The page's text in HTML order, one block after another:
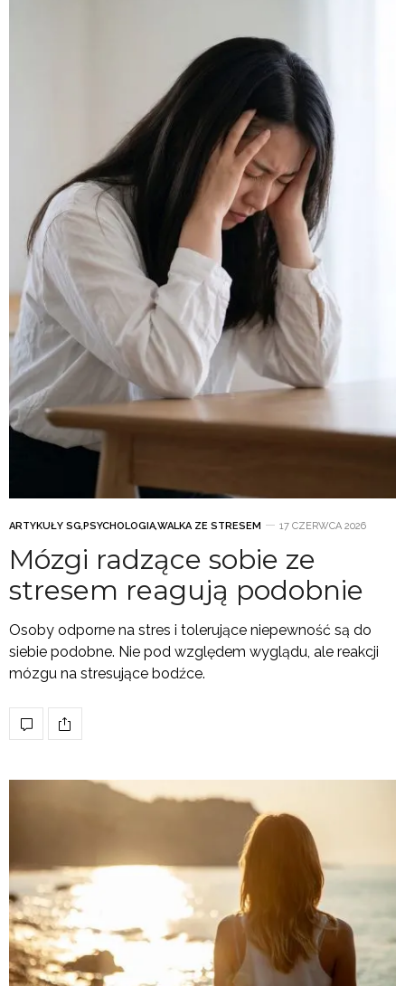
ARTYKUŁY SG,PSYCHOLOGIA,WALKA ZE STRESEM 17 CZERWCA 2026
Mózgi radzące sobie ze
stresem reagują podobnie
Osoby odporne na stres i tolerujące niepewność są do
siebie podobne. Nie pod względem wyglądu, ale reakcji
mózgu na stresujące bodźce.